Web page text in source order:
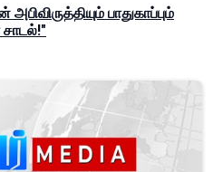
பாதுகாப்பும்
சாடல்!"